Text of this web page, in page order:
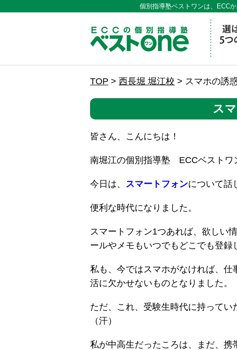
個別指導塾ベストワンは、ECC
ECCの個
TOP > 西長堀 堀江校 > スマホの誘惑
ス
皆さん、こんにちは！
南堀江の個別指導塾 ECCベストワ
今日は、 スマートフォンについて話
便利な時代になりました。
スマートフォン1つあれば、欲しい
ールやメモもいつでもどこでも登録
私も、今ではスマホがなければ、
活に欠かせないものとなりました。
ただ、これ、受験生時代に持ってい
（汗）
私が中高生だったころは、まだ、